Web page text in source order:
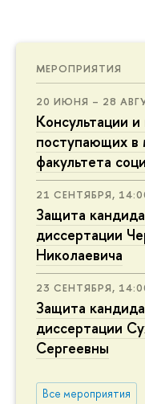
МЕРОПРИЯТИЯ
20 ИЮНЯ – 28
Консультации
поступающих в
факультета
21 СЕНТЯБРЯ,
Защита
диссертации
Николаевича
23 СЕНТЯБРЯ,
Защита
диссертации
Сергеевны
Все мероприятия